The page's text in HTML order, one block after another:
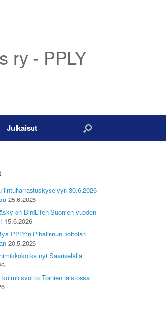
ry - PPLY
Julkaisut
lintuharrastuskyselyyn 30.6.2026
25.6.2026
on BirdLifen Suomen vuoden
15.6.2026
PPLY:n Pihalinnun hoitolan
20.5.2026
nyt Saariselällä!
kolmoisvoitto Tornien taistossa